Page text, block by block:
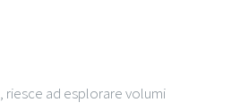
ad esplorare volumi